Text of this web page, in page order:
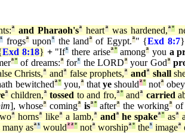
ª and Pharaoh'sª heartª was hardened,ª°
¹ frogsªupon¹ the landª of Egypt.ª" {Exd 8:7}
Exd 8:18} + "If¹ there ariseª°amongª you a
ª° of dreams:ªfor¹ the LORDª your Godª
Christs,ª andª false prophets,ª andª shall
bewitchedª°you,ªthat yeshould²° notª obey
ª children,ª tossed to and fro,ª°andª carried
], whoseª comingª isª°afterª the workingªof
ª hornsª likeª a lamb,ª andª he spakeª° asª
many asª¹ would²²° notª worshipª° the¹ imageª